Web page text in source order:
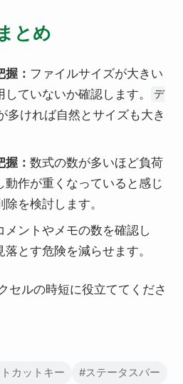
まとめ
： ファイルサイズが大きい
ていないか確認します。
デ
多ければ自然とサイズも大き
握：数式の数が多いほど負荷
動作が重くなっていると感じ
を検討します。
メントやメモの数を確認し
とす危険を減らせます。
セルの時短に役立ててくださ
カットキー
#ステータスバー